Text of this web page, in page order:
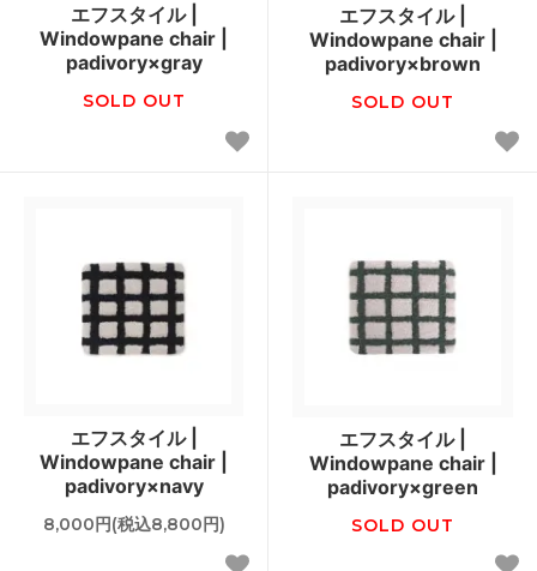
エフスタイル |
Windowpane chair |
padivory×gray
SOLD OUT
エフスタイル |
Windowpane chair |
padivory×brown
SOLD OUT
エフスタイル |
Windowpane chair |
padivory×navy
8,000円(税込8,800円)
エフスタイル |
Windowpane chair |
padivory×green
SOLD OUT